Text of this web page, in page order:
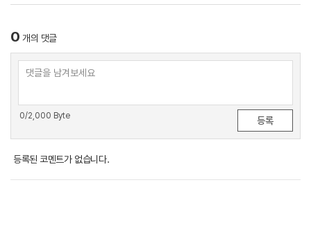
0 개의 댓글
0/2,000 Byte
등록된 코멘트가 없습니다.